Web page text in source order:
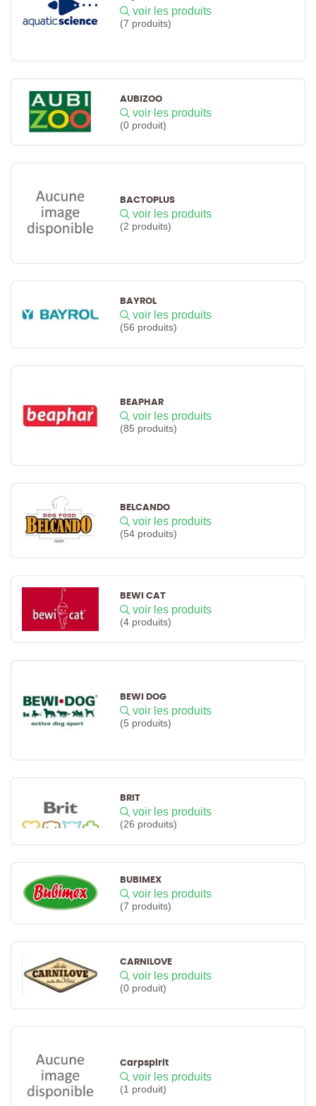
voir les produits
(7 produits)
AUBIZOO
voir les produits
(0 produit)
BACTOPLUS
voir les produits
(2 produits)
BAYROL
voir les produits
(56 produits)
BEAPHAR
voir les produits
(85 produits)
BELCANDO
voir les produits
(54 produits)
BEWI CAT
voir les produits
(4 produits)
BEWI DOG
voir les produits
(5 produits)
BRIT
voir les produits
(26 produits)
BUBIMEX
voir les produits
(7 produits)
CARNILOVE
voir les produits
(0 produit)
Carpspirit
voir les produits
(1 produit)